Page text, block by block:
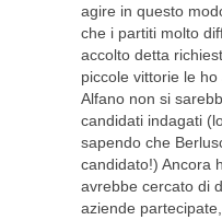
agire in questo
che i partiti molto
accolto detta
piccole vittorie le
Alfano non si
candidati indagati
sapendo che
candidato!) Ancora
avrebbe cercato di
aziende